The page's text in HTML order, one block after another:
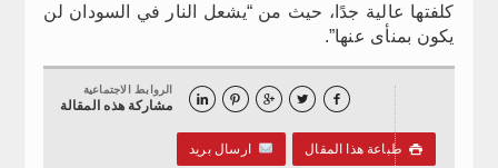
كلفتها عالية جدًا، حيث من “يشعل النار في السودان لن
يكون بمنأى عنها”.
الروابط الاجتماعية
مشاركة هذه المقالة 




طباعة هذا المقال ارسال بريد